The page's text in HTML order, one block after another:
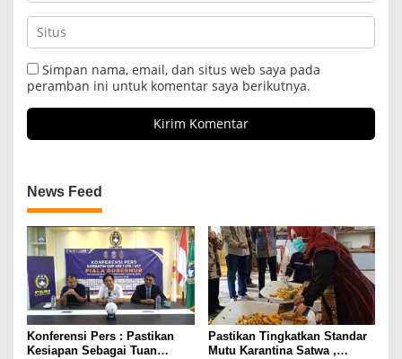
Simpan nama, email, dan situs web saya pada
peramban ini untuk komentar saya berikutnya.
News Feed
Konferensi Pers : Pastikan
Kesiapan Sebagai Tuan
Pastikan Tingkatkan Standar
Mutu Karantina Satwa ,